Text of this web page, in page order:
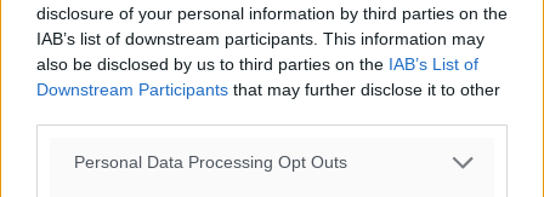
disclosure of your personal information by third parties on the
IAB’s list of downstream participants. This information may
also be disclosed by us to third parties on the IAB’s List of
Downstream Participants that may further disclose it to other
Personal Data Processing Opt Outs
10.12.19, 17:12